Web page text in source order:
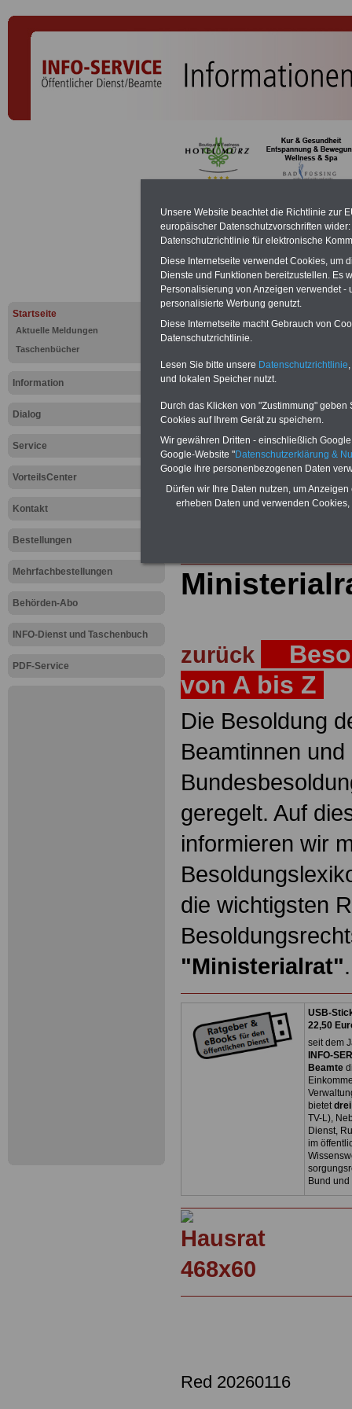
Startseite
Aktuelle Meldungen
Taschenbücher
Information
Dialog
Service
VorteilsCenter
Kontakt
Bestellungen
Mehrfachbestellungen
Behörden-Abo
INFO-Dienst und Taschenbuch
PDF-Service
PDF-SERVICE:Zehn
Beamte zum Komplettpreis von 15
geeignet.
Sie können Sie zehn
und ausdrucken:Wissenswertes
Beihilfe sowieNebentätigkeitsrecht
öffentlichen Dienst>>>mehr
ACHTUNG Nachzahlung für alle
Teilweise 5-stellige Nachzahlungen
Post, Telekom und Postbank)
Hier die
abschließen!
zurück
von A bis Z
Die Besoldung
Beamtinnen
geregelt. Auf
informieren wir
die wichtigsten
"Ministerialrat".
USB-
22,50
seit dem
INFO-
Beamte
bietet
TV-L),
Dienst,
im
Bund
Red 20260116
Unsere Website beachtet die Richtlinie zur
europäischer Datenschutzvorschriften
Datenschutzrichtlinie für elektronische
Diese Internetseite verwendet Cookies, um
Dienste und Funktionen bereitzustellen. Es
Personalisierung von Anzeigen verwendet
personalisierte Werbung genutzt.
Diese Internetseite macht Gebrauch von
Datenschutzrichtlinie.
Lesen Sie bitte unsere Datenschutzrichtlinie
und lokalen Speicher nutzt.
Durch das Klicken von "Zustimmung"
Cookies auf Ihrem Gerät zu speichern.
Wir gewähren Dritten - einschließlich
Google-Website "Datenschutzerklärung &
Google ihre personenbezogenen Daten
Dürfen wir Ihre Daten nutzen, um
erheben Daten und verwenden